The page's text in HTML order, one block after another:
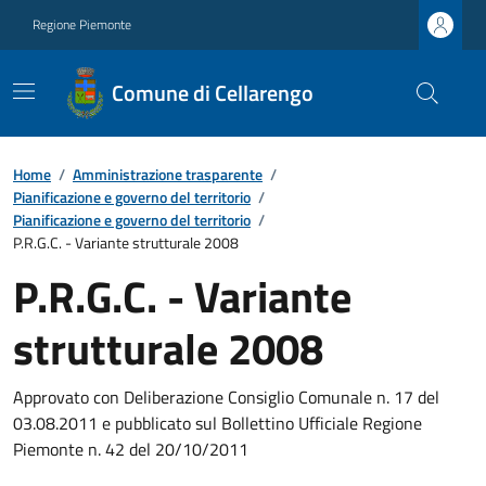
Regione Piemonte
Comune di Cellarengo
Home / Amministrazione trasparente /
Pianificazione e governo del territorio /
Pianificazione e governo del territorio /
P.R.G.C. - Variante strutturale 2008
P.R.G.C. - Variante
strutturale 2008
Approvato con Deliberazione Consiglio Comunale n. 17 del
03.08.2011 e pubblicato sul Bollettino Ufficiale Regione
Piemonte n. 42 del 20/10/2011